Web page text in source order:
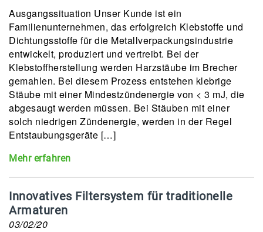
Ausgangssituation Unser Kunde ist ein
Familienunternehmen, das erfolgreich Klebstoffe und
Dichtungsstoffe für die Metallverpackungsindustrie
entwickelt, produziert und vertreibt. Bei der
Klebstoffherstellung werden Harzstäube im Brecher
gemahlen. Bei diesem Prozess entstehen klebrige
Stäube mit einer Mindestzündenergie von < 3 mJ, die
abgesaugt werden müssen. Bei Stäuben mit einer
solch niedrigen Zündenergie, werden in der Regel
Entstaubungsgeräte […]
Mehr erfahren
Innovatives Filtersystem für traditionelle
Armaturen
03/02/20